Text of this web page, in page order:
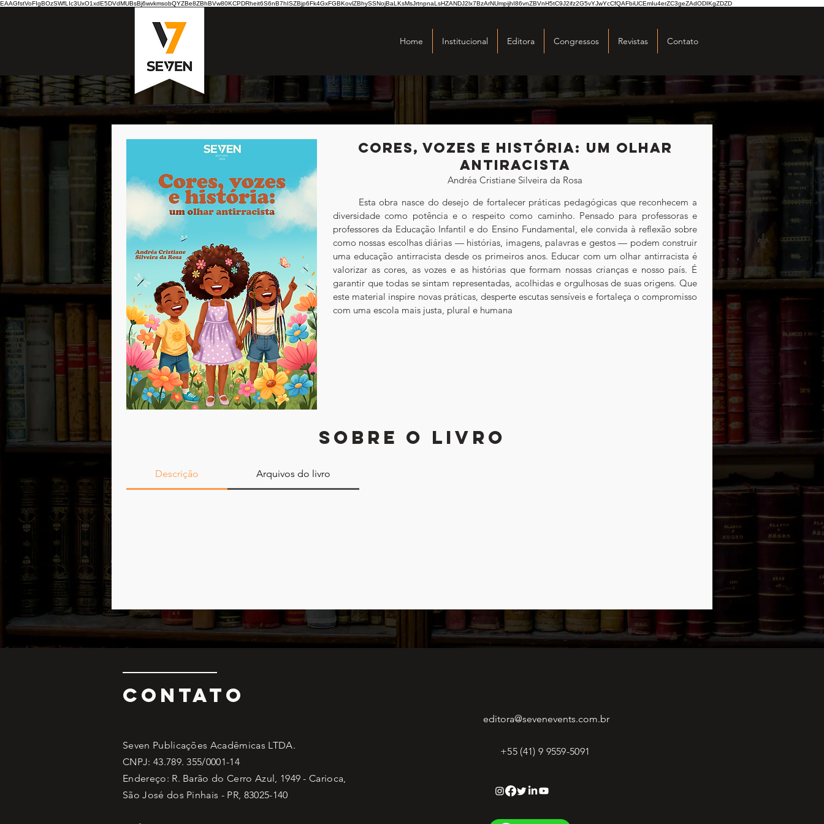
EAAGfstVoFIgBOzSWfLIc3UxO1xdE5DVdMUBsBj6wvkmsobQYZBe8ZBhBVw80KCPDRheit6S6nB7hISZBjp6Fk4GxFGBKovlZBhySSNojBaLKsMsJrtnpnaLsHZANDJ2lx7BzArNUmpijhI86vnZBVnH5tC9J2ifz2G5vYJwYcCfQAFbiUCEmIu4erZC3geZAdODIKgZDZD
Home Institucional Editora Congressos Revistas Contato
Cores, vozes e história: um olhar
antiracista
Andréa Cristiane Silveira da Rosa
diversidade como potência e o respeito como caminho. Pensado para professoras e
professores da Educação Infantil e do Ensino Fundamental, ele convida à reflexão sobre
como nossas escolhas diárias — histórias, imagens, palavras e gestos — podem construir
uma educação antirracista desde os primeiros anos. Educar com um olhar antirracista é
valorizar as cores, as vozes e as histórias que formam nossas crianças e nosso país. É
garantir que todas se sintam representadas, acolhidas e orgulhosas de suas origens. Que
este material inspire novas práticas, desperte escutas sensíveis e fortaleça o compromisso
com uma escola mais justa, plural e humana
SOBRE O LIVRO
Descrição Arquivos do livro
CONTATO
editora@sevenevents.com.br
Seven Publicações Acadêmicas LTDA.
CNPJ: 43.789. 355/0001-14
Endereço: R. Barão do Cerro Azul, 1949 - Carioca,
São José dos Pinhais - PR, 83025-140
+55 (41) 9 9559-5091